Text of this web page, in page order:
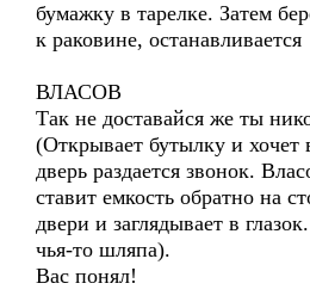
бумажку в тарелке. Затем
к раковине, останавливается
ВЛАСОВ
Так не доставайся же ты
(Открывает бутылку и хочет
дверь раздается звонок.
ставит емкость обратно на
двери и заглядывает в
чья-то шляпа).
Вас понял!